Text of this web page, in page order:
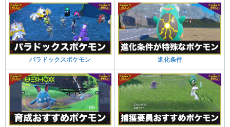
パラドックスポケモン 進化条件